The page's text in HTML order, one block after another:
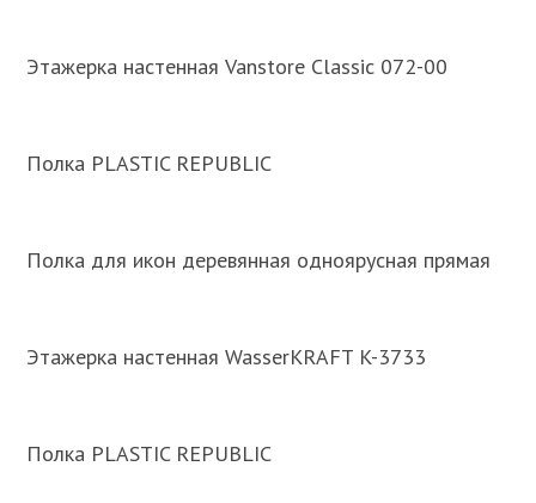
Этажерка настенная Vanstore Classic 072-00
Полка PLASTIC REPUBLIC
Полка для икон деревянная одноярусная прямая
Этажерка настенная WasserKRAFT K-3733
Полка PLASTIC REPUBLIC